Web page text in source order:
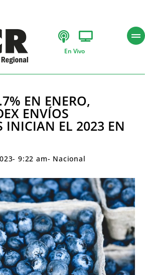
En Vivo
EN ENERO,
ENVÍOS
INICIAN EL 2023 EN
- 9:22 am- Nacional